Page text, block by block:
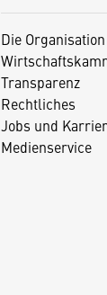
Die Organisation
Transparenz
Rechtliches
Jobs und
Medienservice